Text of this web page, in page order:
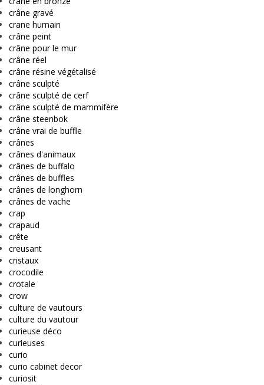
crâne gravé
crane humain
crâne peint
crâne pour le mur
crâne réel
crâne résine végétalisé
crâne sculpté
crâne sculpté de cerf
crâne sculpté de mammifère
crâne steenbok
crâne vrai de buffle
crânes
crânes d'animaux
crânes de buffalo
crânes de buffles
crânes de longhorn
crânes de vache
crap
crapaud
crête
creusant
cristaux
crocodile
crotale
crow
culture de vautours
culture du vautour
curieuse déco
curieuses
curio
curio cabinet decor
curiosit